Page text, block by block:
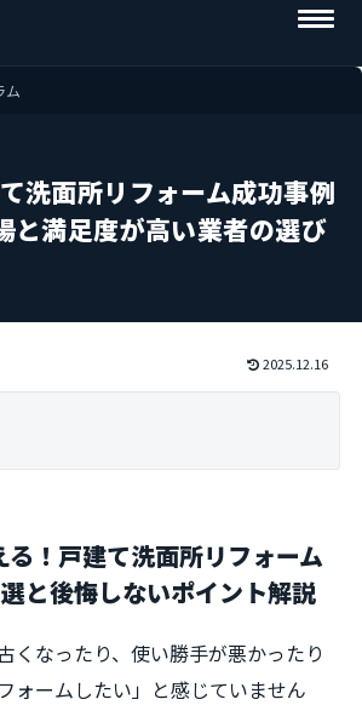
ム
洗面所リフォーム成功事例
と満足度が高い業者の選び
2025.12.16
る！戸建て洗面所リフォーム
と後悔しないポイント解説
くなったり、使い勝手が悪かったり
ォームしたい」と感じていません